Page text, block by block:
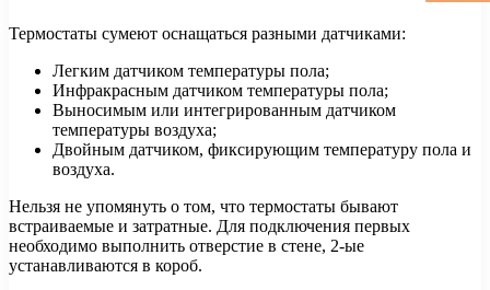
Термостаты сумеют оснащаться разными датчиками:
Легким датчиком температуры пола;
Инфракрасным датчиком температуры пола;
Выносимым или интегрированным датчиком
температуры воздуха;
Двойным датчиком, фиксирующим температуру пола и
воздуха.
Нельзя не упомянуть о том, что термостаты бывают
встраиваемые и затратные. Для подключения первых
необходимо выполнить отверстие в стене, 2-ые
устанавливаются в короб.